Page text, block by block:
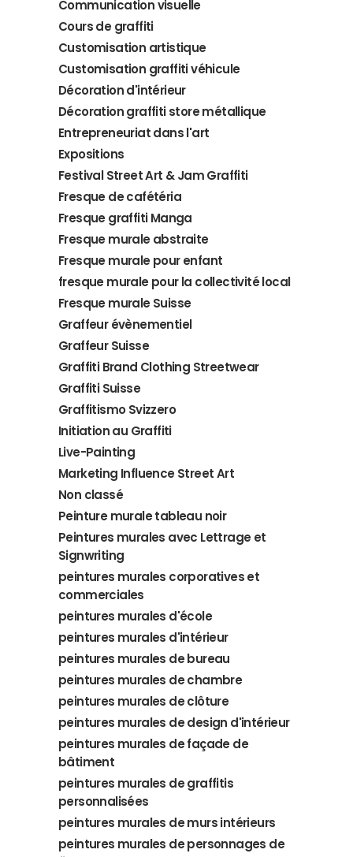
Communication visuelle
Cours de graffiti
Customisation artistique
Customisation graffiti véhicule
Décoration d'intérieur
Décoration graffiti store métallique
Entrepreneuriat dans l'art
Expositions
Festival Street Art & Jam Graffiti
Fresque de cafétéria
Fresque graffiti Manga
Fresque murale abstraite
Fresque murale pour enfant
fresque murale pour la collectivité local
Fresque murale Suisse
Graffeur évènementiel
Graffeur Suisse
Graffiti Brand Clothing Streetwear
Graffiti Suisse
Graffitismo Svizzero
Initiation au Graffiti
Live-Painting
Marketing Influence Street Art
Non classé
Peinture murale tableau noir
Peintures murales avec Lettrage et
Signwriting
peintures murales corporatives et
commerciales
peintures murales d'école
peintures murales d'intérieur
peintures murales de bureau
peintures murales de chambre
peintures murales de clôture
peintures murales de design d'intérieur
peintures murales de façade de
bâtiment
peintures murales de graffitis
personnalisées
peintures murales de murs intérieurs
peintures murales de personnages de